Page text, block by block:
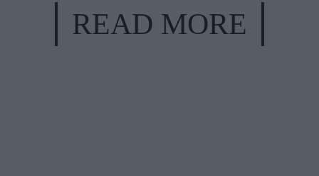
READ MORE